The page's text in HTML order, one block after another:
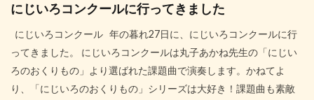
にじいろコンクールに行ってきました
にじいろコンクール 年の暮れ27日に、にじいろコンクールに行
ってきました。 にじいろコンクールは丸子あかね先生の「にじい
ろのおくりもの」より選ばれた課題曲で演奏します。かねてよ
り、「にじいろのおくりもの」シリーズは大好き！課題曲も素敵